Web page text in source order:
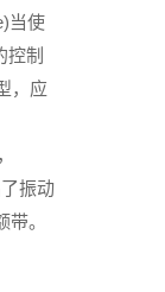
当使
控制
，应
振动
。